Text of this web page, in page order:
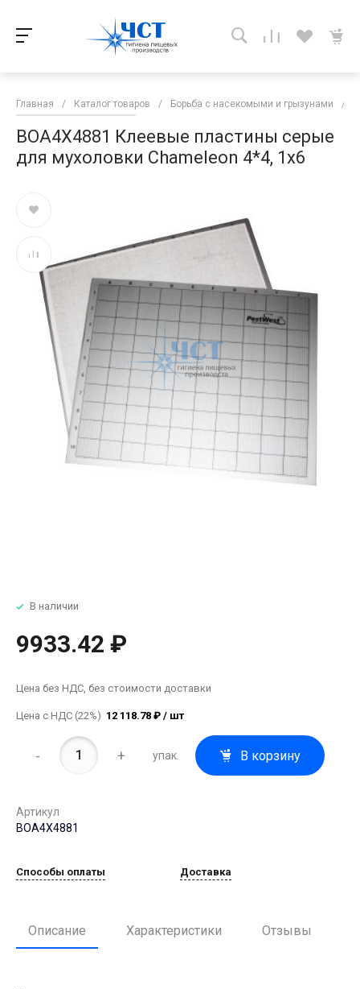
Главная / Каталог товаров / Борьба с насекомыми и грызунами /
BOA4X4881 Клеевые пластины серые
для мухоловки Chameleon 4*4, 1х6
В наличии
9933.42 ₽
Цена без НДС, без стоимости доставки
Цена с НДС (22%) 12 118.78 ₽ / шт
- + упак. В корзину
Артикул
BOA4X4881
Способы оплаты Доставка
Описание Характеристики Отзывы